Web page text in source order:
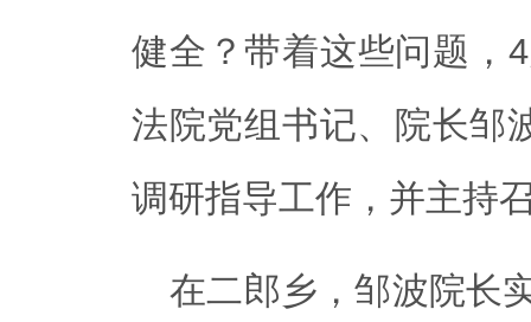
健全？带着这些问题，
法院党组书记、院长邹
调研指导工作，并主持
在二郎乡，邹波院长